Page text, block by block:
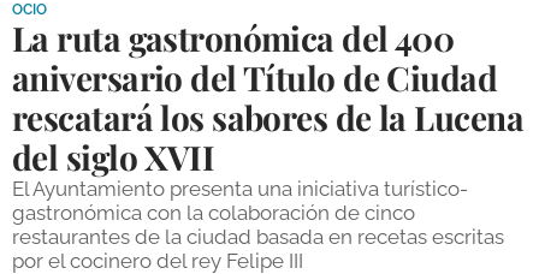
DEPORTES
COMPETICIONES
DEPORTE BASE
OPINIÓN
VENTANA CIUDADANA
OCIO
La ruta gastronómica del 400
aniversario del Título de Ciudad
rescatará los sabores de la Lucena
del siglo XVII
El Ayuntamiento presenta una iniciativa turístico-
gastronómica con la colaboración de cinco
restaurantes de la ciudad basada en recetas escritas
por el cocinero del rey Felipe III